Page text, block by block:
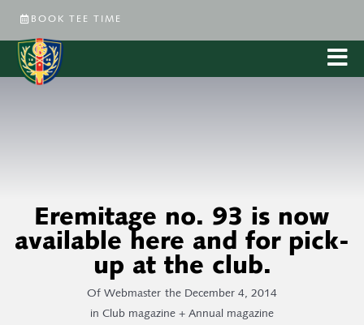
BOOK TEE TIME
Eremitage no. 93 is now
available here and for pick-
up at the club.
Of Webmaster the December 4, 2014
in Club magazine + Annual magazine